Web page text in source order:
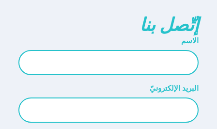
إتّصل بنا
الاسم
البريد الإلكترونيّ